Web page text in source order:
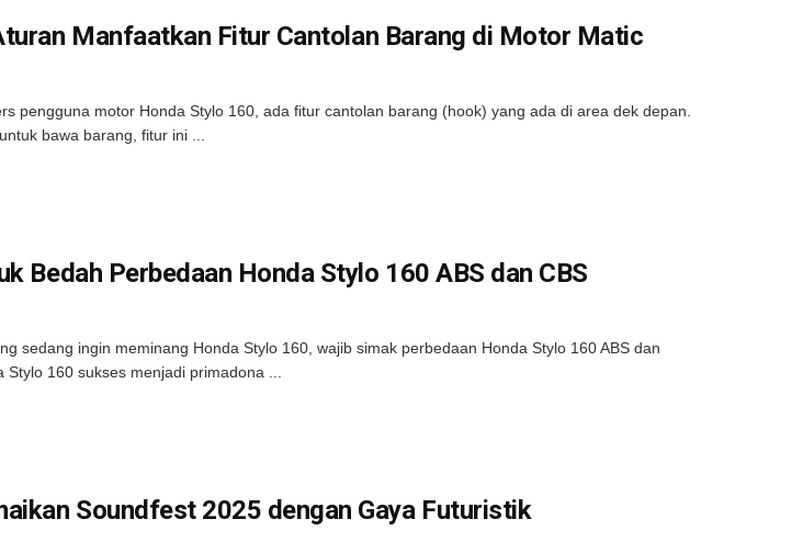
Manfaatkan Fitur Cantolan Barang di Motor Matic
pengguna motor Honda Stylo 160, ada fitur cantolan barang (hook) yang ada di area dek depan.
bawa barang, fitur ini ...
Bedah Perbedaan Honda Stylo 160 ABS dan CBS
sedang ingin meminang Honda Stylo 160, wajib simak perbedaan Honda Stylo 160 ABS dan
160 sukses menjadi primadona ...
Soundfest 2025 dengan Gaya Futuristik